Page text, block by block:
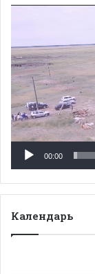
00:00
Календарь